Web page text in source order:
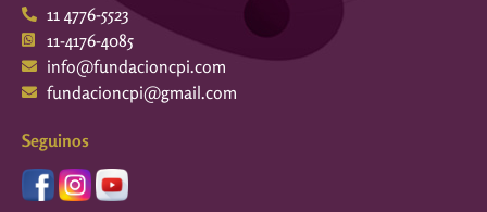
11 4776-5523
11-4176-4085
info@fundacioncpi.com
fundacioncpi@gmail.com
Seguinos